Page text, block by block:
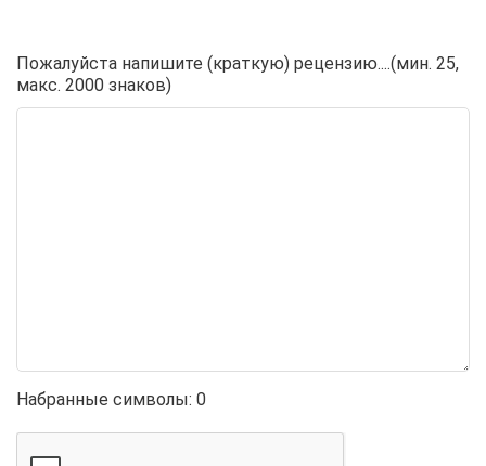
Пожалуйста напишите (краткую) рецензию....(мин. 25,
макс. 2000 знаков)
Набранные символы: 0